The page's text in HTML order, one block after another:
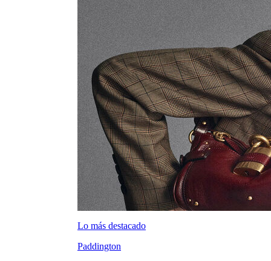
Lo más destacado
Paddington